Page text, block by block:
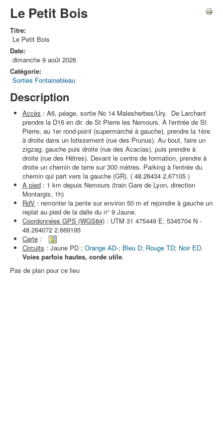
Le Petit Bois
Titre:
Le Petit Bois
Date:
dimanche 9 août 2026
Catégorie:
Sorties Fontainebleau
Description
Accès : A6, péage, sortie No 14 Malesherbes/Ury. De Larchant
prendre la D16 en dir. de St Pierre les Nemours. À l'entrée de St
Pierre, au 1er rond-point (supermarché à gauche), prendre la 1ère
à droite dans un lotissement (rue des Prunus). Au bout, faire un
zigzag, gauche puis droite (rue des Acacias), puis prendre à
droite (rue des Hêtres). Devant le centre de formation, prendre à
droite un chemin de terre sur 300 mètres. Parking à l'entrée du
chemin qui part vers la gauche (GR). ( 48.26434 2.67105 )
A pied : 1 km depuis Nemours (train Gare de Lyon, direction
Montargis, 1h)
RdV : remonter la pente sur environ 50 m et rejoindre à gauche un
replat au pied de la dalle du n° 9 Jaune.
Coordonnées GPS (WGS84) : UTM 31 475449 E, 5345704 N -
48.264072 2.669195
Carte :
Circuits : Jaune PD ; Orange AD-; Bleu D; Rouge TD; Noir ED.
Voies parfois hautes, corde utile.
Pas de plan pour ce lieu